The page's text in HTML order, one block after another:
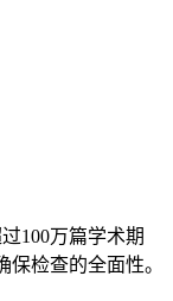
100万篇学术期
检查的全面性。